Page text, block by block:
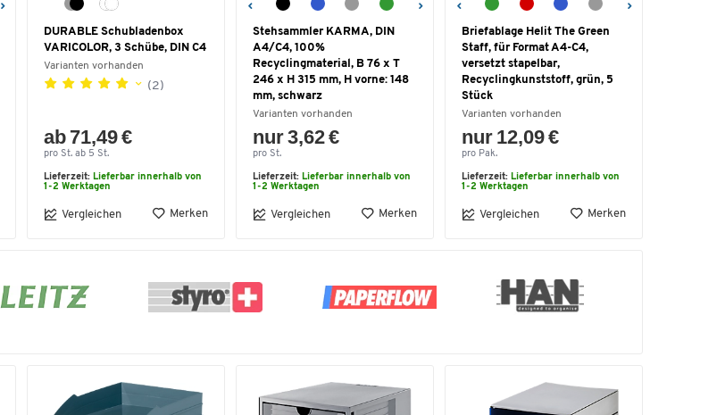
DURABLE Schubladenbox
VARICOLOR, 3 Schübe, DIN C4
Varianten vorhanden
(2)
ab 71,49 €
pro St. ab 5 St.
Lieferzeit: Lieferbar innerhalb von
1-2 Werktagen
Vergleichen Merken
Stehsammler KARMA, DIN
A4/C4, 100%
Recyclingmaterial, B 76 x T
246 x H 315 mm, H vorne: 148
mm, schwarz
Varianten vorhanden
nur 3,62 €
pro St.
Lieferzeit: Lieferbar innerhalb von
1-2 Werktagen
Vergleichen Merken
Briefablage Helit The Green
Staff, für Format A4-C4,
versetzt stapelbar,
Recyclingkunststoff, grün, 5
Stück
Varianten vorhanden
nur 12,09 €
pro Pak.
Lieferzeit: Lieferbar innerhalb von
1-2 Werktagen
Vergleichen Merken